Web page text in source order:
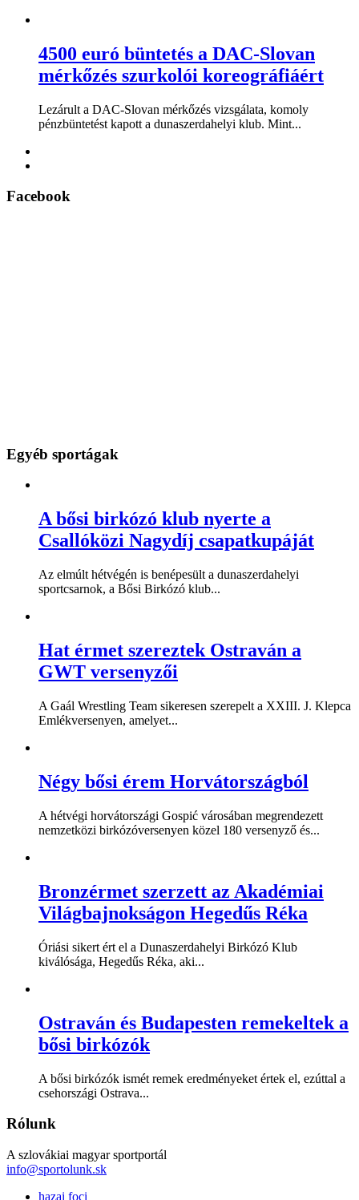
4500 euró büntetés a DAC-Slovan
mérkőzés szurkolói koreográfiáért
Lezárult a DAC-Slovan mérkőzés vizsgálata, komoly
pénzbüntetést kapott a dunaszerdahelyi klub. Mint...
Facebook
Egyéb sportágak
A bősi birkózó klub nyerte a
Csallóközi Nagydíj csapatkupáját
Az elmúlt hétvégén is benépesült a dunaszerdahelyi
sportcsarnok, a Bősi Birkózó klub...
Hat érmet szereztek Ostraván a
GWT versenyzői
A Gaál Wrestling Team sikeresen szerepelt a XXIII. J. Klepca
Emlékversenyen, amelyet...
Négy bősi érem Horvátországból
A hétvégi horvátországi Gospić városában megrendezett
nemzetközi birkózóversenyen közel 180 versenyző és...
Bronzérmet szerzett az Akadémiai
Világbajnokságon Hegedűs Réka
Óriási sikert ért el a Dunaszerdahelyi Birkózó Klub
kiválósága, Hegedűs Réka, aki...
Ostraván és Budapesten remekeltek a
bősi birkózók
A bősi birkózók ismét remek eredményeket értek el, ezúttal a
csehországi Ostrava...
Rólunk
A szlovákiai magyar sportportál
info@sportolunk.sk
hazai foci